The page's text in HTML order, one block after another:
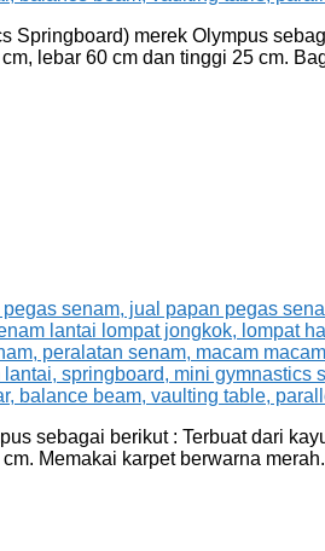
merek Olympus
lebar 60 cm dan tinggi 25 cm.
sebagai berikut : Terbuat dari
Memakai karpet berwarna